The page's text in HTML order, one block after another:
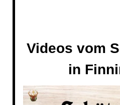
Videos vom
in